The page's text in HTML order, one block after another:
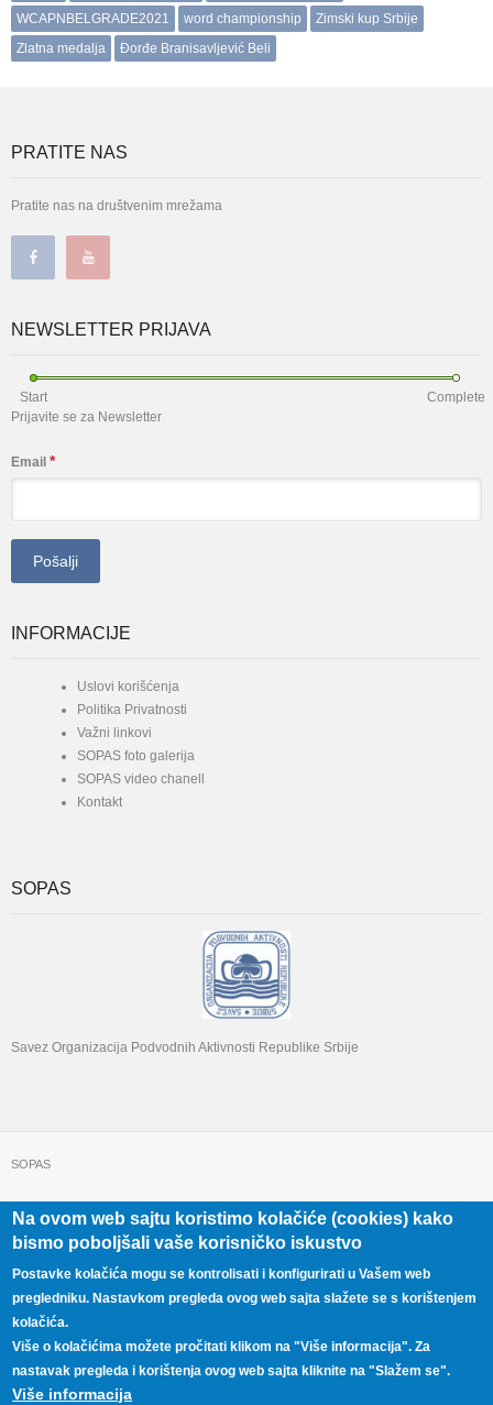
WCAPNBELGRADE2021
word championship
Zimski kup Srbije
Zlatna medalja
Đorđe Branisavljević Beli
PRATITE NAS
Pratite nas na društvenim mrežama
NEWSLETTER PRIJAVA
Start
Complete
Prijavite se za Newsletter
Email *
INFORMACIJE
Uslovi korišćenja
Politika Privatnosti
Važni linkovi
SOPAS foto galerija
SOPAS video chanell
Kontakt
SOPAS
Savez Organizacija Podvodnih Aktivnosti Republike Srbije
SOPAS
+381 11 322 22 32 Beograd, Beogradska 71
Na ovom web sajtu koristimo kolačiće (cookies) kako
bismo poboljšali vaše korisničko iskustvo
Postavke kolačića mogu se kontrolisati i konfigurirati u Vašem web
pregledniku. Nastavkom pregleda ovog web sajta slažete se s korištenjem
kolačića.
Više o kolačićima možete pročitati klikom na "Više informacija". Za
nastavak pregleda i korištenja ovog web sajta kliknite na "Slažem se".
Više informacija